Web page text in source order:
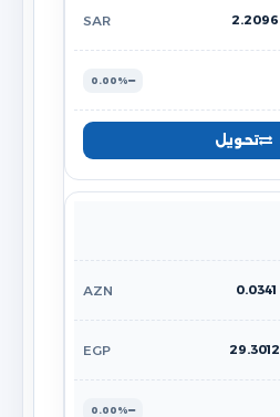
2.2096
SAR
0.00%
تحويل
0.0341
AZN
29.3012
EGP
0.00%